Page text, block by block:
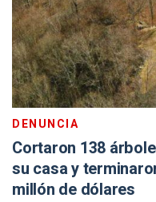
DENUNCIA
Cortaron 138
su casa y
millón de dólares